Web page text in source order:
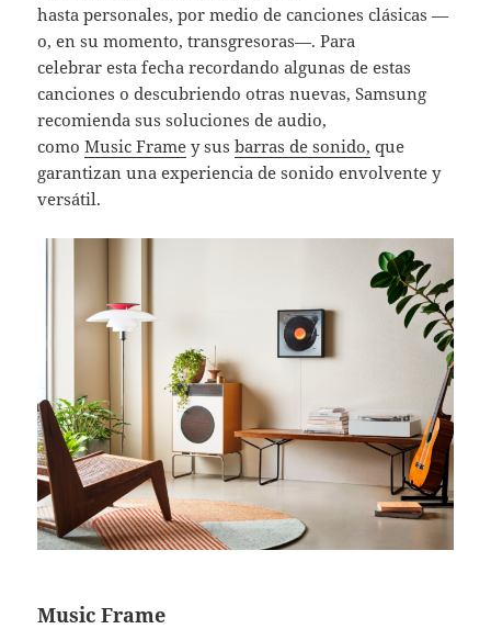
hasta personales, por medio de canciones clásicas —
o, en su momento, transgresoras—. Para
celebrar esta fecha recordando algunas de estas
canciones o descubriendo otras nuevas, Samsung
recomienda sus soluciones de audio,
comoMusic Frame y susbarras de sonido, que
garantizan una experiencia de sonido envolvente y
versátil.
Music Frame